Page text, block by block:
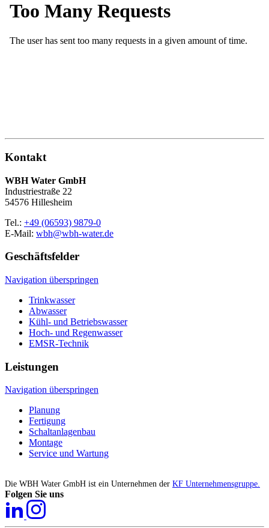
Kontakt
WBH Water GmbH
Industriestraße 22
54576 Hillesheim
Tel.: +49 (06593) 9879-0
E-Mail: wbh@wbh-water.de
Geschäftsfelder
Navigation überspringen
Trinkwasser
Abwasser
Kühl- und Betriebswasser
Hoch- und Regenwasser
EMSR-Technik
Leistungen
Navigation überspringen
Planung
Fertigung
Schaltanlagenbau
Montage
Service und Wartung
Die WBH Water GmbH ist ein Unternehmen der KF Unternehmensgruppe.
Folgen Sie uns